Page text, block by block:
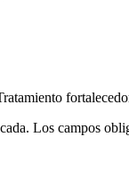
Los campos